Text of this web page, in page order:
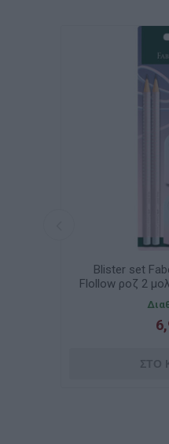
Blister set
Flollow ροζ 2